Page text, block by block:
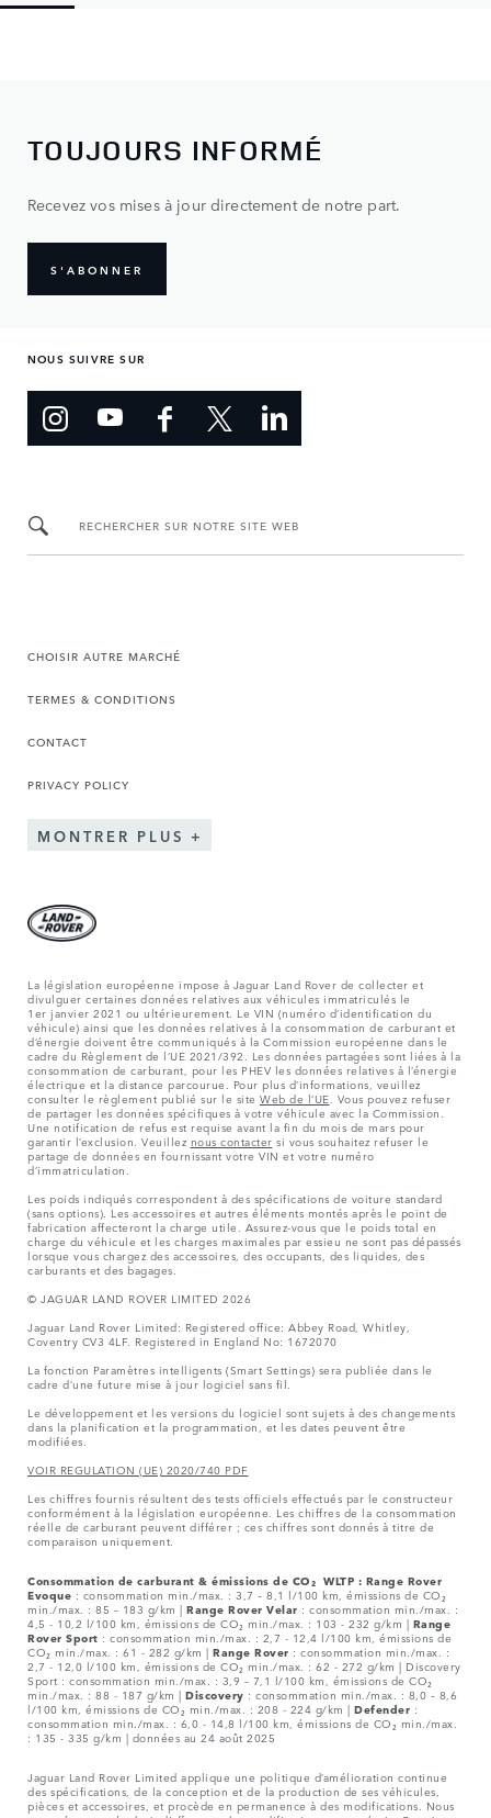
TOUJOURS INFORMÉ
Recevez vos mises à jour directement de notre part.
S'ABONNER
NOUS SUIVRE SUR
RECHERCHER SUR NOTRE SITE WEB
CHOISIR AUTRE MARCHÉ
TERMES & CONDITIONS
CONTACT
PRIVACY POLICY
MONTRER PLUS
La législation européenne impose à Jaguar Land Rover de collecter et
divulguer certaines données relatives aux véhicules immatriculés le
1er janvier 2021 ou ultérieurement. Le VIN (numéro d’identification du
véhicule) ainsi que les données relatives à la consommation de carburant et
d’énergie doivent être communiqués à la Commission européenne dans le
cadre du Règlement de l’UE 2021/392. Les données partagées sont liées à la
consommation de carburant, pour les PHEV les données relatives à l’énergie
électrique et la distance parcourue. Pour plus d’informations, veuillez
consulter le règlement publié sur le site Web de l’UE . Vous pouvez refuser
de partager les données spécifiques à votre véhicule avec la Commission.
Une notification de refus est requise avant la fin du mois de mars pour
garantir l’exclusion. Veuillez nous contacter si vous souhaitez refuser le
partage de données en fournissant votre VIN et votre numéro
d’immatriculation.
Les poids indiqués correspondent à des spécifications de voiture standard
(sans options). Les accessoires et autres éléments montés après le point de
fabrication affecteront la charge utile. Assurez-vous que le poids total en
charge du véhicule et les charges maximales par essieu ne sont pas dépassés
lorsque vous chargez des accessoires, des occupants, des liquides, des
carburants et des bagages.
© JAGUAR LAND ROVER LIMITED 2026
Jaguar Land Rover Limited: Registered office: Abbey Road, Whitley,
Coventry CV3 4LF. Registered in England No: 1672070
La fonction Paramètres intelligents (Smart Settings) sera publiée dans le
cadre d’une future mise à jour logiciel sans fil.
Le développement et les versions du logiciel sont sujets à des changements
dans la planification et la programmation, et les dates peuvent être
modifiées.
VOIR REGULATION (UE) 2020/740 PDF
Les chiffres fournis résultent des tests officiels effectués par le constructeur
conformément à la législation européenne. Les chiffres de la consommation
réelle de carburant peuvent différer ; ces chiffres sont donnés à titre de
comparaison uniquement.
Consommation de carburant & émissions de CO₂ WLTP : Range Rover
Evoque : consommation min./max. : 3,7 – 8,1 l/100 km, émissions de CO₂
min./max. : 85 – 183 g/km | Range Rover Velar : consommation min./max. :
4,5 - 10,2 l/100 km, émissions de CO₂ min./max. : 103 - 232 g/km | Range
Rover Sport : consommation min./max. : 2,7 - 12,4 l/100 km, émissions de
CO₂ min./max. : 61 - 282 g/km | Range Rover : consommation min./max. :
2,7 - 12,0 l/100 km, émissions de CO₂ min./max. : 62 - 272 g/km | Discovery
Sport : consommation min./max. : 3,9 – 7,1 l/100 km, émissions de CO₂
min./max. : 88 - 187 g/km | Discovery : consommation min./max. : 8,0 – 8,6
l/100 km, émissions de CO₂ min./max. : 208 - 224 g/km | Defender :
consommation min./max. : 6,0 - 14,8 l/100 km, émissions de CO₂ min./max.
: 135 - 335 g/km | données au 24 août 2025
Jaguar Land Rover Limited applique une politique d’amélioration continue
des spécifications, de la conception et de la production de ses véhicules,
pièces et accessoires, et procède en permanence à des modifications. Nous